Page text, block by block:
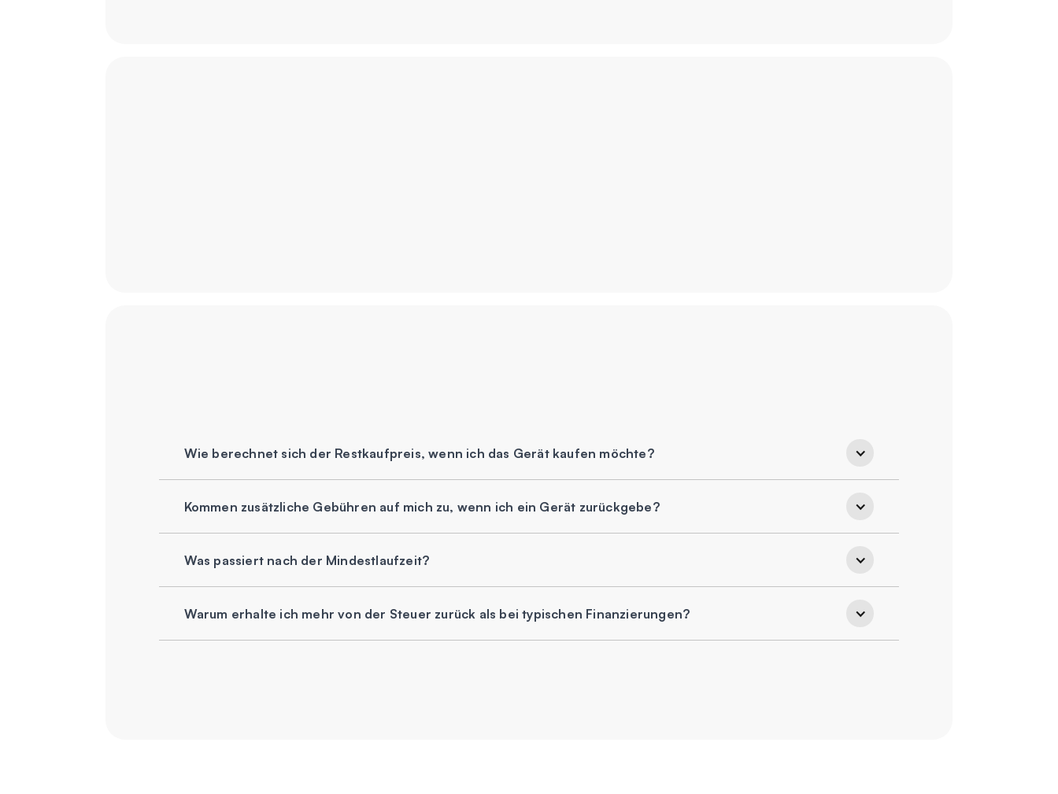
Wie berechnet sich der Restkaufpreis, wenn ich das Gerät kaufen möchte?
Kommen zusätzliche Gebühren auf mich zu, wenn ich ein Gerät zurückgebe?
Was passiert nach der Mindestlaufzeit?
Warum erhalte ich mehr von der Steuer zurück als bei typischen Finanzierungen?